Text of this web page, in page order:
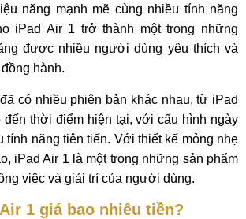
năng mạnh mẽ cùng nhiều tính năng
iPad Air 1 trở thành một trong những
được nhiều người dùng yêu thích và
hành.
có nhiều phiên bản khác nhau, từ iPad
đến thời điểm hiện tại, với cấu hình ngày
tính năng tiên tiến. Với thiết kế mỏng nhẹ
iPad Air 1 là một trong những sản phẩm
việc và giải trí của người dùng.
1 giá bao nhiêu tiền?